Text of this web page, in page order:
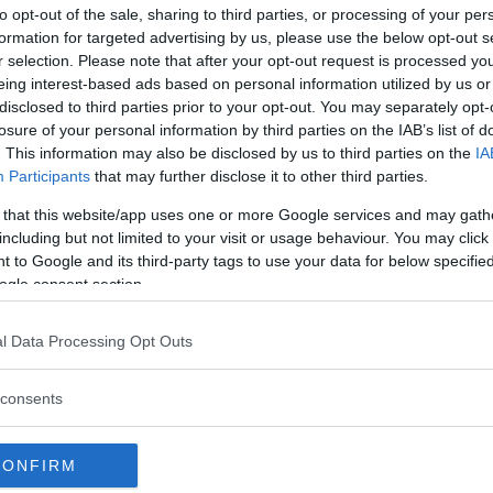
opt-out of the sale, sharing to third parties, or processing of your
for targeted advertising by us, please use the below opt-out
selection. Please note that after your opt-out request is processed
interest-based ads based on personal information utilized by us
to third parties prior to your opt-out. You may separately
of your personal information by third parties on the IAB’s list of
This information may also be disclosed by us to third parties on the
Participants that may further disclose it to other third parties.
that this website/app uses one or more Google services and may
but not limited to your visit or usage behaviour. You may
to Google and its third-party tags to use your data for below
consent section.
Data Processing Opt Outs
capacità di animazione e
a leggere dopo la pubblicità
si tratta solo di uno spazio gioco,
troppo fiscali nella scelta
A ogni modo, trattandosi di un
bambini, forse è il caso di
che possano rendere la
più piacevole e sicura.